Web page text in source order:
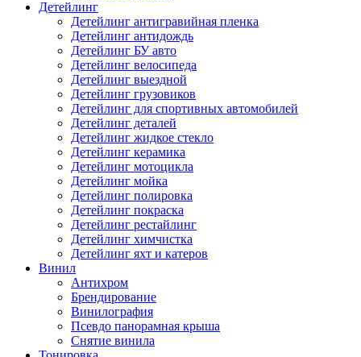
Детейлинг
Детейлинг антигравийная пленка
Детейлинг антидождь
Детейлинг БУ авто
Детейлинг велосипеда
Детейлинг выездной
Детейлинг грузовиков
Детейлинг для спортивных автомобилей
Детейлинг деталей
Детейлинг жидкое стекло
Детейлинг керамика
Детейлинг мотоцикла
Детейлинг мойка
Детейлинг полировка
Детейлинг покраска
Детейлинг рестайлинг
Детейлинг химчистка
Детейлинг яхт и катеров
Винил
Антихром
Брендирование
Винилография
Псевдо панорамная крыша
Снятие винила